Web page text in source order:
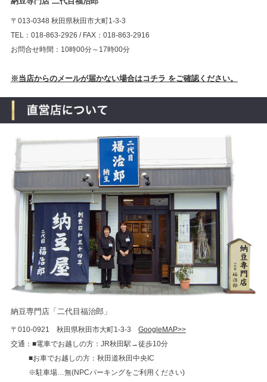
〒013-0348 秋田県秋田市大町1-3-3
TEL：018-863-2926 / FAX：018-863-2916
お問合せ時間：10時00分～17時00分
※当店からのメールが届かない場合はコチラ をご確認ください。
納豆専門店「二代目福治郎」
〒010-0921 秋田県秋田市大町1-3-3 GoogleMAP>>
交通：■電車でお越しの方：JR秋田駅→徒歩10分
■お車でお越しの方：秋田道秋田中央IC
※駐車場…無(NPCパーキングをご利用ください)